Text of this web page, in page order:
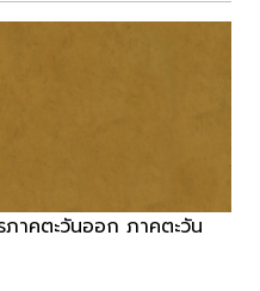
าคตะวันออก ภาคตะวัน